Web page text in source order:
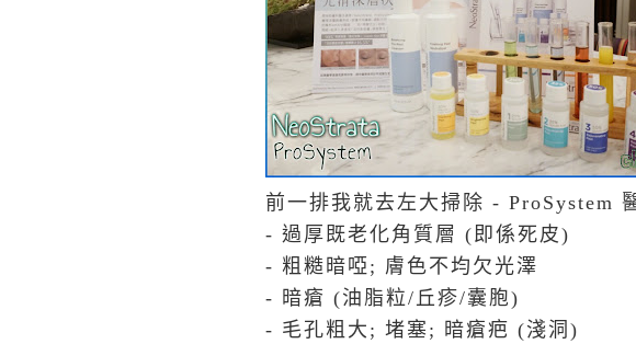
前一排我就去左大掃除 - ProSystem
- 過厚既老化角質層 (即係死皮)
- 粗糙暗啞; 膚色不均欠光澤
- 暗瘡 (油脂粒/丘疹/囊胞)
- 毛孔粗大; 堵塞; 暗瘡疤 (淺洞)